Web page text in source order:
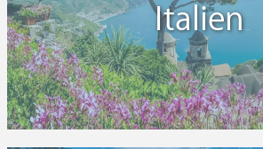
Italien